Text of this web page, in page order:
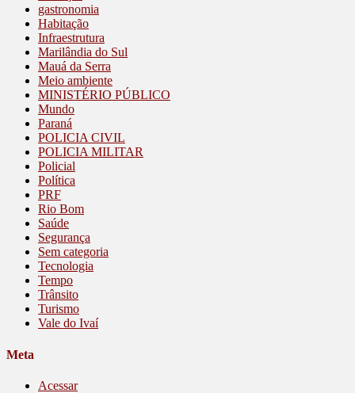
gastronomia
Habitação
Infraestrutura
Marilândia do Sul
Mauá da Serra
Meio ambiente
MINISTÉRIO PÚBLICO
Mundo
Paraná
POLICIA CIVIL
POLICIA MILITAR
Policial
Política
PRF
Rio Bom
Saúde
Segurança
Sem categoria
Tecnologia
Tempo
Trânsito
Turismo
Vale do Ivaí
Meta
Acessar